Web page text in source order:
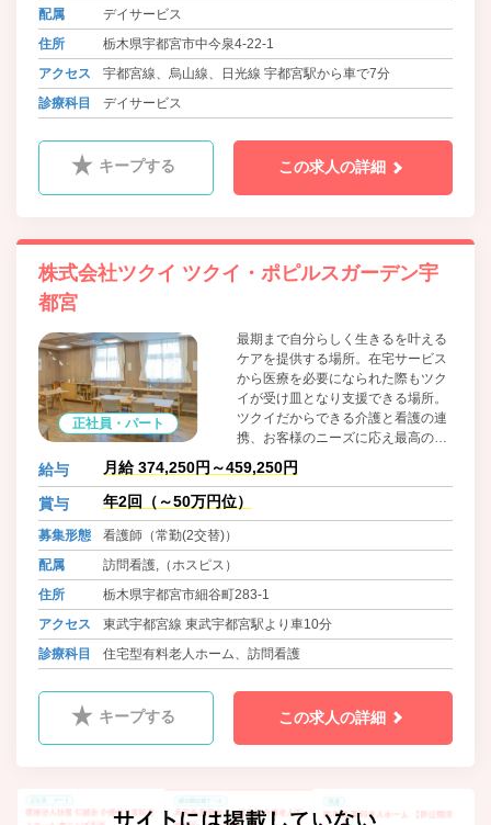
配属
デイサービス
住所
栃木県宇都宮市中今泉4-22-1
アクセス
宇都宮線、烏山線、日光線 宇都宮駅から車で7分
診療科目
デイサービス
キープする この求人の詳細
株式会社ツクイ ツクイ・ポピルスガーデン宇
都宮
正社員・パート
最期まで自分らしく生きるを叶える
ケアを提供する場所。在宅サービス
から医療を必要になられた際もツク
イが受け皿となり支援できる場所。
ツクイだからできる介護と看護の連
携、お客様のニーズに応え最高のサ
ービスを提供する場所。それが職員
のやりがいと誇りにもなる、それが
ツクイポピルスガーデン。
給与 月給 374,250円～459,250円
賞与 年2回（～50万円位）
募集形態
看護師（常勤(2交替)）
配属
訪問看護,（ホスピス）
住所
栃木県宇都宮市細谷町283-1
アクセス
東武宇都宮線 東武宇都宮駅より車10分
診療科目
住宅型有料老人ホーム、訪問看護
キープする この求人の詳細